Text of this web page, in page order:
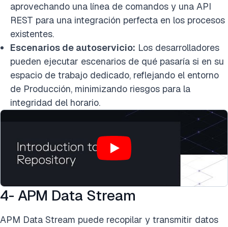
aprovechando una línea de comandos y una API
REST para una integración perfecta en los procesos
existentes.
Escenarios de autoservicio: Los desarrolladores
pueden ejecutar escenarios de qué pasaría si en su
espacio de trabajo dedicado, reflejando el entorno
de Producción, minimizando riesgos para la
integridad del horario.
4- APM Data Stream
APM Data Stream puede recopilar y transmitir datos